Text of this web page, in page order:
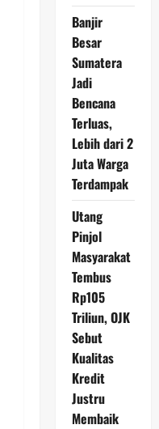
Banjir
Besar
Sumatera
Jadi
Bencana
Terluas,
Lebih dari 2
Juta Warga
Terdampak
Utang
Pinjol
Masyarakat
Tembus
Rp105
Triliun, OJK
Sebut
Kualitas
Kredit
Justru
Membaik